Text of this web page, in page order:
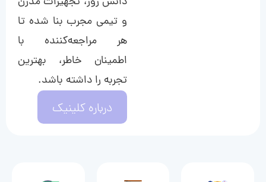
و تیمی مجرب بنا شده تا
هر مراجعه‌کننده با
اطمینان خاطر، بهترین
تجربه را داشته باشد.
درباره کلینیک